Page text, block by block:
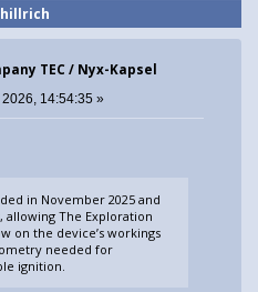
TEC / Nyx-Kapsel
14:54:35 »
in November 2025 and
allowing The Exploration
on the device’s workings
needed for
ignition.